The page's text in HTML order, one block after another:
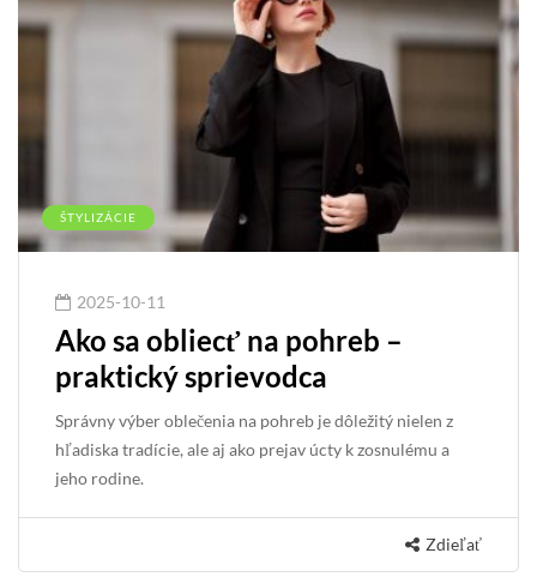
ŠTYLIZÁCIE
2025-10-11
Ako sa obliecť na pohreb –
praktický sprievodca
Správny výber oblečenia na pohreb je dôležitý nielen z
hľadiska tradície, ale aj ako prejav úcty k zosnulému a
jeho rodine.
Zdieľať